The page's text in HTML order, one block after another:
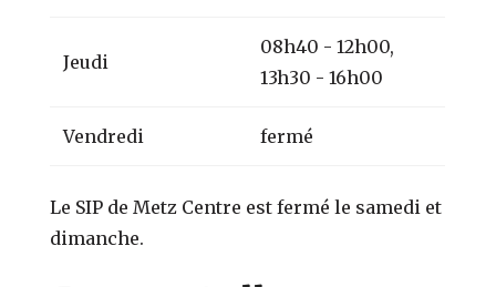
Jeudi
08h40 - 12h00,
13h30 - 16h00
Vendredi fermé
Le SIP de Metz Centre est fermé le samedi et
dimanche.